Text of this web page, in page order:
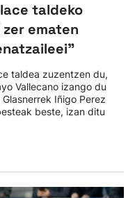
taldeko
ematen
taldea zuzentzen du,
Vallecano izango du
Iñigo Perez
beste, izan ditu